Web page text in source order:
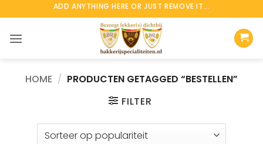
naar
ADD ANYTHING HERE OR JUST REMOVE IT...
HOME / PRODUCTEN GETAGGED “BESTELLEN”
FILTER